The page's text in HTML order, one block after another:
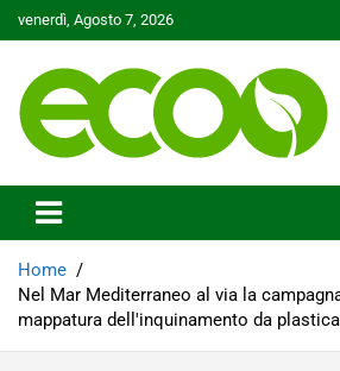
to
venerdì, Agosto 7, 2026
Ecoo.it
Home
Nel Mar Mediterraneo al via la
mappatura dell'inquinamento da plastica